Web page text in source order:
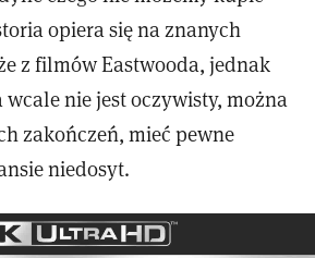
opiera się na znanych
z filmów Eastwooda, jednak
wcale nie jest oczywisty, można
zakończeń, mieć pewne
niedosyt.